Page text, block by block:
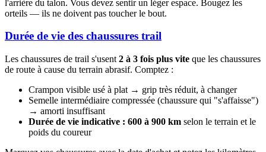
l'arrière du talon. Vous devez sentir un léger espace. Bougez les
orteils — ils ne doivent pas toucher le bout.
Durée de vie des chaussures trail
Les chaussures de trail s'usent 2 à 3 fois plus vite que les chaussures
de route à cause du terrain abrasif. Comptez :
Crampon visible usé à plat → grip très réduit, à changer
Semelle intermédiaire compressée (chaussure qui "s'affaisse")
→ amorti insuffisant
Durée de vie indicative : 600 à 900 km selon le terrain et le
poids du coureur